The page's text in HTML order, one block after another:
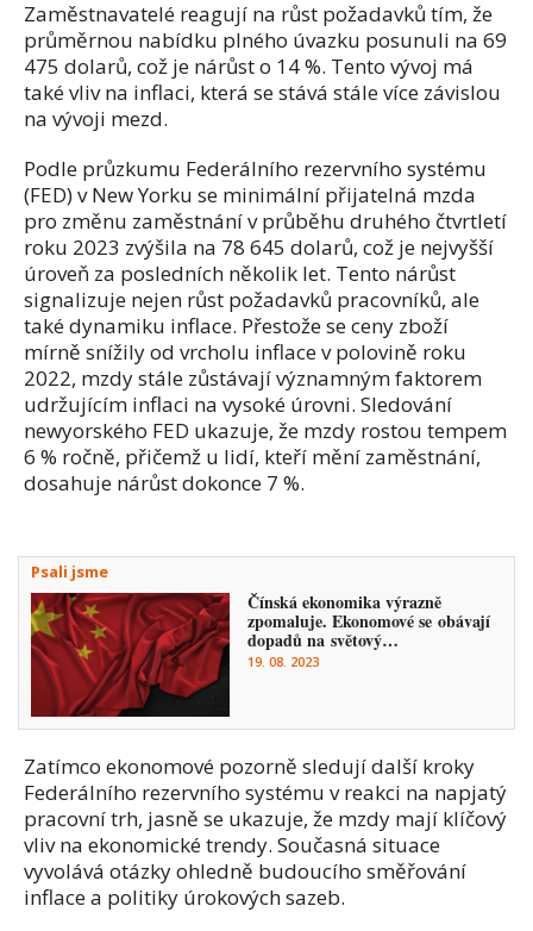
Zaměstnavatelé reagují na růst požadavků tím, že
průměrnou nabídku plného úvazku posunuli na 69
475 dolarů, což je nárůst o 14 %. Tento vývoj má
také vliv na inflaci, která se stává stále více závislou
na vývoji mezd.
Podle průzkumu Federálního rezervního systému
(FED) v New Yorku se minimální přijatelná mzda
pro změnu zaměstnání v průběhu druhého čtvrtletí
roku 2023 zvýšila na 78 645 dolarů, což je nejvyšší
úroveň za posledních několik let. Tento nárůst
signalizuje nejen růst požadavků pracovníků, ale
také dynamiku inflace. Přestože se ceny zboží
mírně snížily od vrcholu inflace v polovině roku
2022, mzdy stále zůstávají významným faktorem
udržujícím inflaci na vysoké úrovni. Sledování
newyorského FED ukazuje, že mzdy rostou tempem
6 % ročně, přičemž u lidí, kteří mění zaměstnání,
dosahuje nárůst dokonce 7 %.
Psali jsme
Čínská ekonomika výrazně
zpomaluje. Ekonomové se obávají
dopadů na světový…
19. 08. 2023
Zatímco ekonomové pozorně sledují další kroky
Federálního rezervního systému v reakci na napjatý
pracovní trh, jasně se ukazuje, že mzdy mají klíčový
vliv na ekonomické trendy. Současná situace
vyvolává otázky ohledně budoucího směřování
inflace a politiky úrokových sazeb.